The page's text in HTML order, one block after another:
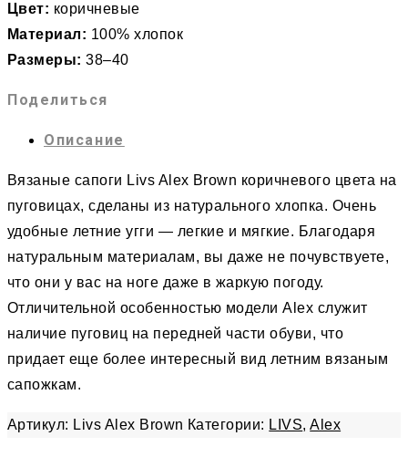
Цвет: коричневые
Материал: 100% хлопок
Размеры: 38–40
Поделиться
Описание
Вязаные сапоги Livs Alex Brown коричневого цвета на
пуговицах, сделаны из натурального хлопка. Очень
удобные летние угги — легкие и мягкие. Благодаря
натуральным материалам, вы даже не почувствуете,
что они у вас на ноге даже в жаркую погоду.
Отличительной особенностью модели Alex служит
наличие пуговиц на передней части обуви, что
придает еще более интересный вид летним вязаным
сапожкам.
Артикул: Livs Alex Brown Категории: LIVS,Alex